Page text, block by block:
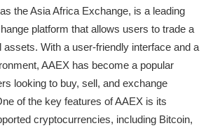
the Asia Africa Exchange, is a leading
platform that allows users to trade a
assets. With a user-friendly interface and a
AAEX has become a popular
looking to buy, sell, and exchange
of the key features of AAEX is its
cryptocurrencies, including Bitcoin,